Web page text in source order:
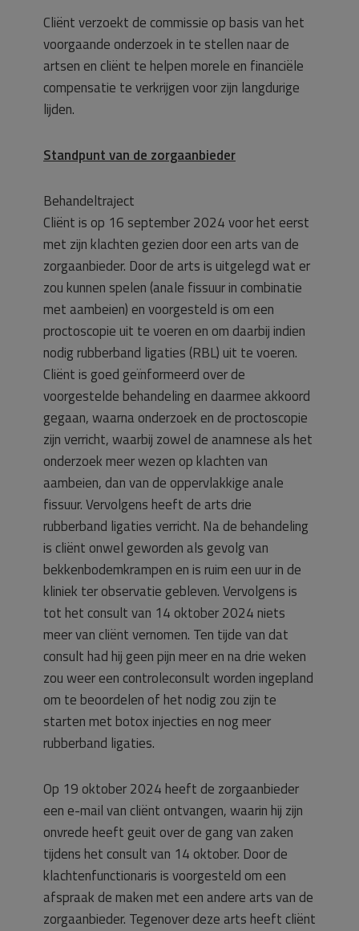
Cliënt verzoekt de commissie op basis van het
voorgaande onderzoek in te stellen naar de
artsen en cliënt te helpen morele en financiële
compensatie te verkrijgen voor zijn langdurige
lijden.
Standpunt van de zorgaanbieder
Behandeltraject
Cliënt is op 16 september 2024 voor het eerst
met zijn klachten gezien door een arts van de
zorgaanbieder. Door de arts is uitgelegd wat er
zou kunnen spelen (anale fissuur in combinatie
met aambeien) en voorgesteld is om een
proctoscopie uit te voeren en om daarbij indien
nodig rubberband ligaties (RBL) uit te voeren.
Cliënt is goed geïnformeerd over de
voorgestelde behandeling en daarmee akkoord
gegaan, waarna onderzoek en de proctoscopie
zijn verricht, waarbij zowel de anamnese als het
onderzoek meer wezen op klachten van
aambeien, dan van de oppervlakkige anale
fissuur. Vervolgens heeft de arts drie
rubberband ligaties verricht. Na de behandeling
is cliënt onwel geworden als gevolg van
bekkenbodemkrampen en is ruim een uur in de
kliniek ter observatie gebleven. Vervolgens is
tot het consult van 14 oktober 2024 niets
meer van cliënt vernomen. Ten tijde van dat
consult had hij geen pijn meer en na drie weken
zou weer een controleconsult worden ingepland
om te beoordelen of het nodig zou zijn te
starten met botox injecties en nog meer
rubberband ligaties.
Op 19 oktober 2024 heeft de zorgaanbieder
een e-mail van cliënt ontvangen, waarin hij zijn
onvrede heeft geuit over de gang van zaken
tijdens het consult van 14 oktober. Door de
klachtenfunctionaris is voorgesteld om een
afspraak de maken met een andere arts van de
zorgaanbieder. Tegenover deze arts heeft cliënt